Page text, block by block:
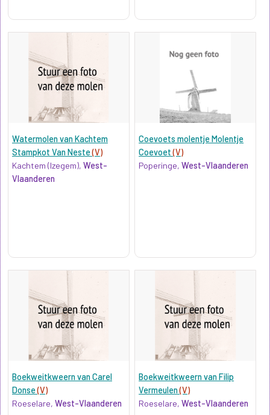
Watermolen van Kachtem
Stampkot Van Neste(V)
Kachtem (Izegem), West-
Vlaanderen
Coevoets molentje Molentje
Coevoet(V)
Poperinge,West-Vlaanderen
Boekweitkweern van Carel
Donse(V)
Roeselare, West-Vlaanderen
Boekweitkweern van Filip
Vermeulen(V)
Roeselare,West-Vlaanderen